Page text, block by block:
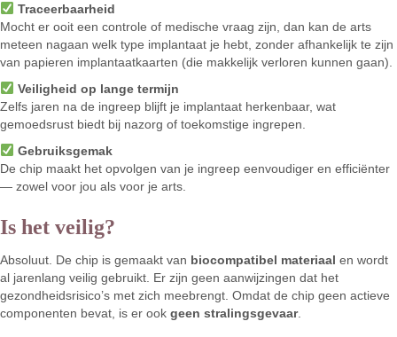
Traceerbaarheid
Mocht er ooit een controle of medische vraag zijn, dan kan de arts
meteen nagaan welk type implantaat je hebt, zonder afhankelijk te zijn
van papieren implantaatkaarten (die makkelijk verloren kunnen gaan).
Veiligheid op lange termijn
Zelfs jaren na de ingreep blijft je implantaat herkenbaar, wat
gemoedsrust biedt bij nazorg of toekomstige ingrepen.
Gebruiksgemak
De chip maakt het opvolgen van je ingreep eenvoudiger en efficiënter
— zowel voor jou als voor je arts.
Is het veilig?
Absoluut. De chip is gemaakt van biocompatibel materiaal en wordt
al jarenlang veilig gebruikt. Er zijn geen aanwijzingen dat het
gezondheidsrisico’s met zich meebrengt. Omdat de chip geen actieve
componenten bevat, is er ook geen stralingsgevaar.